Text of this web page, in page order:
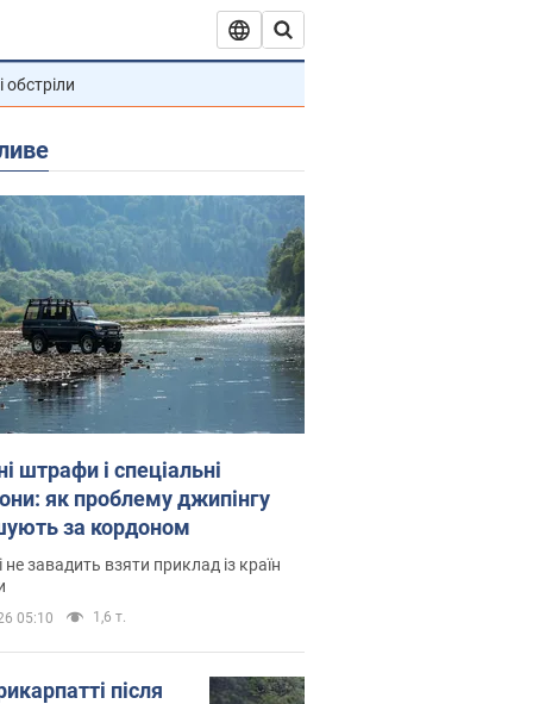
обстріли
штрафи і спеціальні
як проблему джипінгу
за кордоном
не завадить взяти приклад із країн
05:10 1,6 т.
після